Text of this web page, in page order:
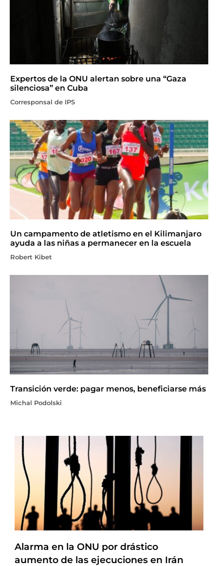
Expertos de la ONU alertan sobre una “Gaza
silenciosa” en Cuba
Corresponsal de IPS
Un campamento de atletismo en el Kilimanjaro
ayuda a las niñas a permanecer en la escuela
Robert Kibet
Transición verde: pagar menos, beneficiarse más
Michal Podolski
Alarma en la ONU por drástico
aumento de las ejecuciones en Irán